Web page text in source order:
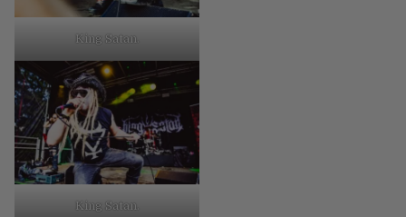
King Satan.
King Satan.